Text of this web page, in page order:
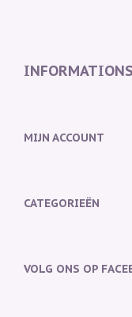
INFORMATIONS
MIJN ACCOUNT
CATEGORIEËN
VOLG ONS OP